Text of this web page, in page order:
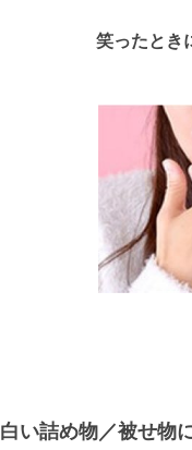
笑ったとき
白い詰め物／被せ物